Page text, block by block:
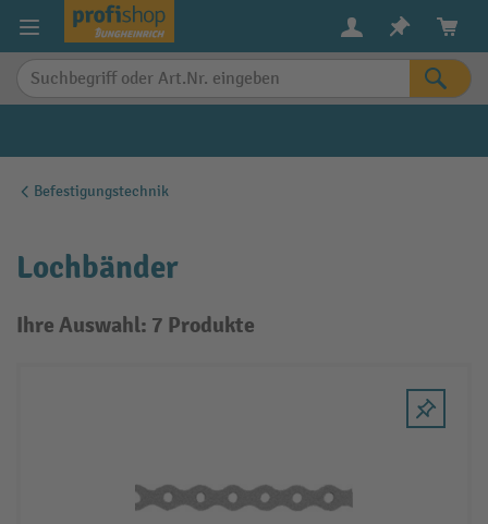
springen
Befestigungstechnik
Lochbänder
Ihre Auswahl: 7 Produkte